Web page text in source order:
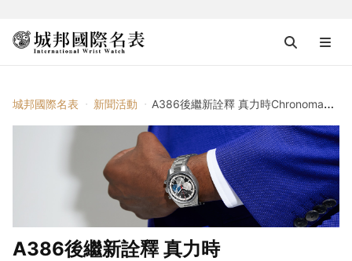
城邦國際名表 新聞活動 A386後繼新詮釋 真力時Chronomaster Original腕錶
A386後繼新詮釋 真力時